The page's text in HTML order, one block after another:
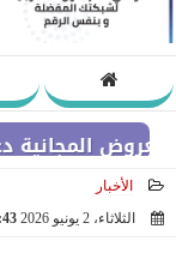
دعمًا
الأخبار
الثلاثاء، 2 يونيو 2026